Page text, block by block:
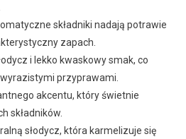
składniki nadają potrawie
zapach.
i lekko kwaskowy smak, co
przyprawami.
akcentu, który świetnie
składników.
słodycz, która karmelizuje się